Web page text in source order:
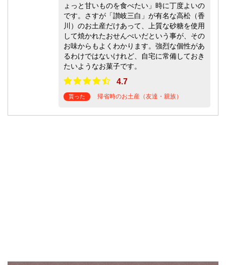
ょっと甘いものを食べたい」時に丁度よいの
です。さすが「讃岐三白」が有名な高松（香
川）のお土産だけあって、上質な砂糖を使用
して焼かれたおせんべいだという事が、その
お味からもよくわかります。強烈な個性があ
るわけではないけれど、自宅に常備しておき
たいようなお菓子です。
4.7
貰った 帰省時のお土産（友達・親族）